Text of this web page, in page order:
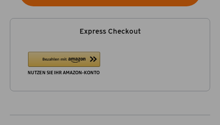
Express Checkout